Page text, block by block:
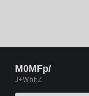
M0MFp/
J+WhhZ